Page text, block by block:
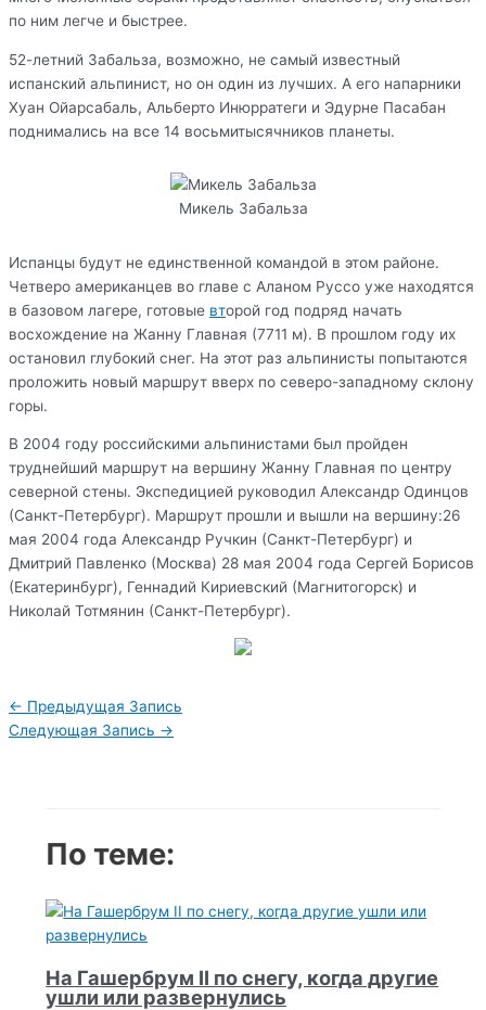
по ним легче и быстрее.
52-летний Забальза, возможно, не самый известный
испанский альпинист, но он один из лучших. А его напарники
Хуан Ойарсабаль, Альберто Инюрратеги и Эдурне Пасабан
поднимались на все 14 восьмитысячников планеты.
Микель Забальза
Испанцы будут не единственной командой в этом районе.
Четверо американцев во главе с Аланом Руссо уже находятся
в базовом лагере, готовые второй год подряд начать
восхождение на Жанну Главная (7711 м). В прошлом году их
остановил глубокий снег. На этот раз альпинисты попытаются
проложить новый маршрут вверх по северо-западному склону
горы.
В 2004 году российскими альпинистами был пройден
труднейший маршрут на вершину Жанну Главная по центру
северной стены. Экспедицией руководил Александр Одинцов
(Санкт-Петербург). Маршрут прошли и вышли на вершину:26
мая 2004 года Александр Ручкин (Санкт-Петербург) и
Дмитрий Павленко (Москва) 28 мая 2004 года Сергей Борисов
(Екатеринбург), Геннадий Кириевский (Магнитогорск) и
Николай Тотмянин (Санкт-Петербург).
Навигация
по
← Предыдущая Запись
Следующая Запись →
По теме:
На Гашербрум II по снегу, когда другие
ушли или развернулись